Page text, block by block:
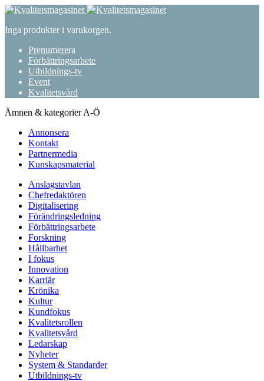
Inga produkter i varukorgen.
Prenumerera
Förbättringsarbete
Utbildnings-tv
Event
Kvalitetsvård
Ämnen & kategorier A-Ö
Annonsera
Kontakt
Partnermedia
Kunskapsmaterial
Anslagstavlan
Chefredaktören
Digitalisering
Förändringsledning
Förbättringsarbete
Forskning
Hållbarhet
I fokus
Innovation
Karriär
Krönika
Kultur
Kundfokus
Kvalitetsrollen
Kvalitetsvård
Ledarskap
Nyheter
System & Standarder
Utbildnings-tv